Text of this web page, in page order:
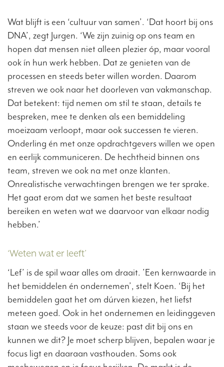
Wat blijft is een ‘cultuur van samen’. ‘Dat hoort bij ons
DNA’, zegt Jurgen. ‘We zijn zuinig op ons team en
hopen dat mensen niet alleen plezier óp, maar vooral
ook ín hun werk hebben. Dat ze genieten van de
processen en steeds beter willen worden. Daarom
streven we ook naar het doorleven van vakmanschap.
Dat betekent: tijd nemen om stil te staan, details te
bespreken, mee te denken als een bemiddeling
moeizaam verloopt, maar ook successen te vieren.
Onderling én met onze opdrachtgevers willen we open
en eerlijk communiceren. De hechtheid binnen ons
team, streven we ook na met onze klanten.
Onrealistische verwachtingen brengen we ter sprake.
Het gaat erom dat we samen het beste resultaat
bereiken en weten wat we daarvoor van elkaar nodig
hebben.’
‘Weten wat er leeft’
‘Lef’ is de spil waar alles om draait. ’Een kernwaarde in
het bemiddelen én ondernemen’, stelt Koen. ‘Bij het
bemiddelen gaat het om dúrven kiezen, het liefst
meteen goed. Ook in het ondernemen en leidinggeven
staan we steeds voor de keuze: past dit bij ons en
kunnen we dit? Je moet scherp blijven, bepalen waar je
focus ligt en daaraan vasthouden. Soms ook